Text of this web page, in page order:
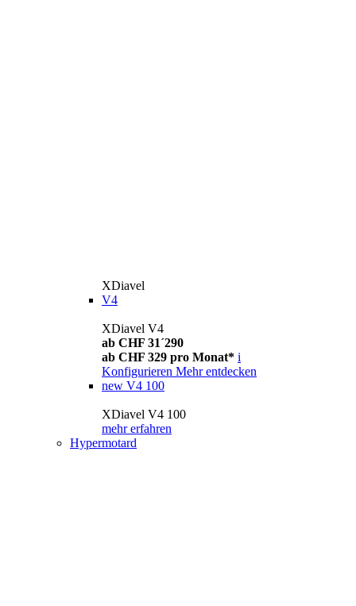
XDiavel
V4
XDiavel V4
ab CHF 31´290
ab CHF 329 pro Monat* i
Konfigurieren Mehr entdecken
new V4 100
XDiavel V4 100
mehr erfahren
Hypermotard